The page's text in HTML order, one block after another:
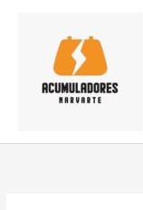
contenido